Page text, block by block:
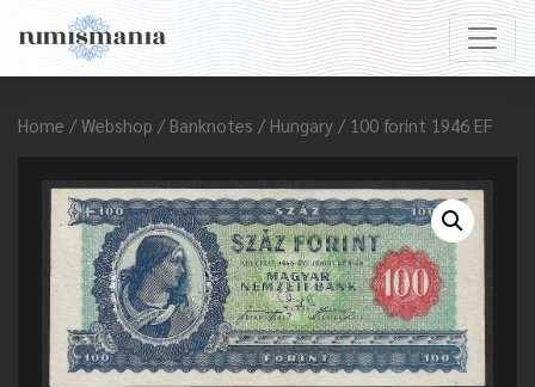
Home / Webshop / Banknotes / Hungary / 100 forint 1946 EF